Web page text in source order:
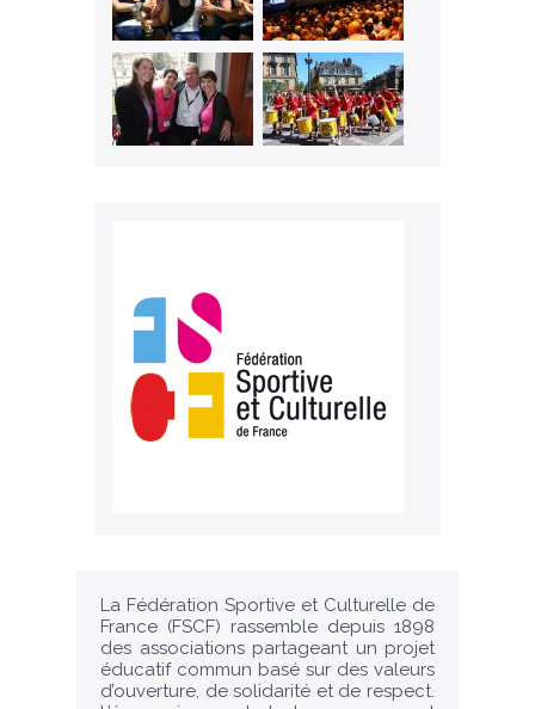
La Fédération Sportive et Culturelle de
France (FSCF) rassemble depuis 1898
des associations partageant un projet
éducatif commun basé sur des valeurs
d’ouverture, de solidarité et de respect.